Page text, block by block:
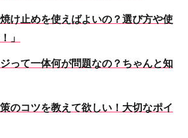
焼け止めを使えばよいの？選び方や使
」
ジって一体何が問題なの？ちゃんと知
策のコツを教えて欲しい！大切なポイ